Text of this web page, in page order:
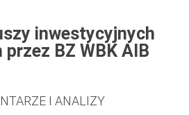
inwestycyjnych
BZ WBK AIB
I ANALIZY